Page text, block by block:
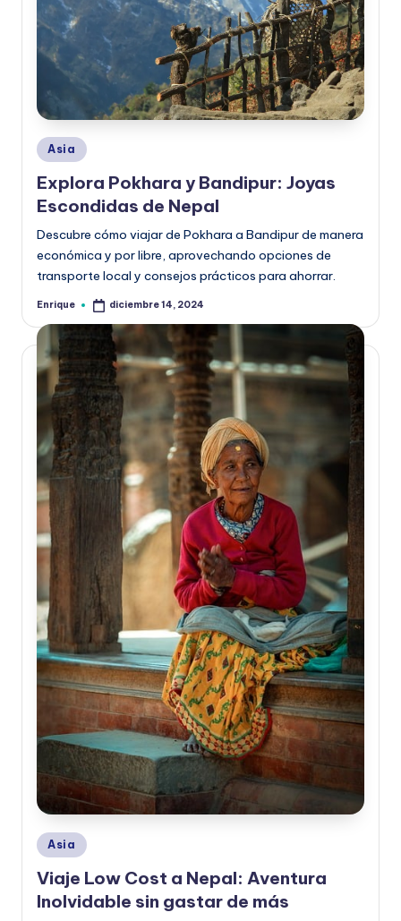
Publicado
en
Asia
Explora Pokhara y Bandipur: Joyas
Escondidas de Nepal
Descubre cómo viajar de Pokhara a Bandipur de manera
económica y por libre, aprovechando opciones de
transporte local y consejos prácticos para ahorrar.
Publicado
Enrique diciembre 14, 2024
Publicado
en
Asia
Viaje Low Cost a Nepal: Aventura
Inolvidable sin gastar de más